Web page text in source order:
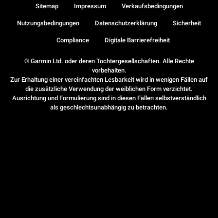
© Garmin Ltd. oder deren Tochtergesellschaften. Alle Rechte
vorbehalten.
Zur Erhaltung einer vereinfachten Lesbarkeit wird in wenigen Fällen auf
die zusätzliche Verwendung der weiblichen Form verzichtet.
Ausrichtung und Formulierung sind in diesen Fällen selbstverständlich
als geschlechtsunabhängig zu betrachten.
Sitemap Impressum Verkaufsbedingungen
Nutzungsbedingungen Datenschutzerklärung Sicherheit
Compliance Digitale Barrierefreiheit